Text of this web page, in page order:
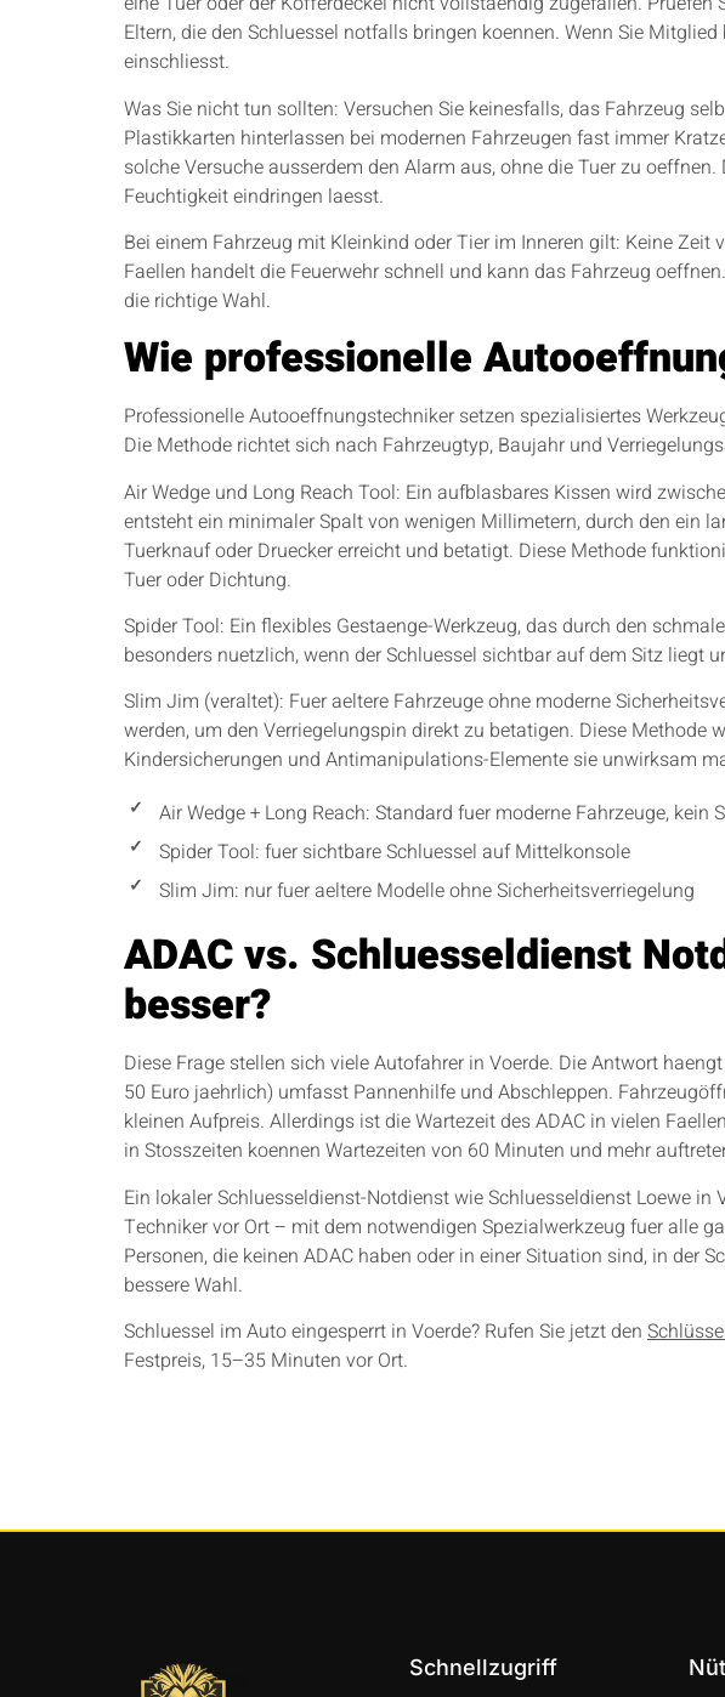
Eltern, die den Schluessel notfalls bringen koennen. Wenn Sie
einschliesst.
Was Sie nicht tun sollten: Versuchen Sie keinesfalls, das Fahrzeug
Plastikkarten hinterlassen bei modernen Fahrzeugen fast immer
solche Versuche ausserdem den Alarm aus, ohne die Tuer zu
Feuchtigkeit eindringen laesst.
Bei einem Fahrzeug mit Kleinkind oder Tier im Inneren gilt: Keine
Faellen handelt die Feuerwehr schnell und kann das Fahrzeug
die richtige Wahl.
Wie professionelle
Professionelle Autooeffnungstechniker setzen spezialisiertes
Die Methode richtet sich nach Fahrzeugtyp, Baujahr und
Air Wedge und Long Reach Tool: Ein aufblasbares Kissen wird
entsteht ein minimaler Spalt von wenigen Millimetern, durch den ein
Tuerknauf oder Druecker erreicht und betatigt. Diese Methode
Tuer oder Dichtung.
Spider Tool: Ein flexibles Gestaenge-Werkzeug, das durch den
besonders nuetzlich, wenn der Schluessel sichtbar auf dem Sitz liegt
Slim Jim (veraltet): Fuer aeltere Fahrzeuge ohne moderne
werden, um den Verriegelungspin direkt zu betatigen. Diese
Kindersicherungen und Antimanipulations-Elemente sie unwirksam
Air Wedge + Long Reach: Standard fuer moderne Fahrzeuge, kein
Spider Tool: fuer sichtbare Schluessel auf Mittelkonsole
Slim Jim: nur fuer aeltere Modelle ohne Sicherheitsverriegelung
ADAC vs. Schluesseldienst
besser?
Diese Frage stellen sich viele Autofahrer in Voerde. Die Antwort
50 Euro jaehrlich) umfasst Pannenhilfe und Abschleppen.
kleinen Aufpreis. Allerdings ist die Wartezeit des ADAC in vielen
in Stosszeiten koennen Wartezeiten von 60 Minuten und mehr
Ein lokaler Schluesseldienst-Notdienst wie Schluesseldienst Loewe
Techniker vor Ort – mit dem notwendigen Spezialwerkzeug fuer alle
Personen, die keinen ADAC haben oder in einer Situation sind, in
bessere Wahl.
Schluessel im Auto eingesperrt in Voerde? Rufen Sie jetzt den
Festpreis, 15–35 Minuten vor Ort.
Schnellzugriff